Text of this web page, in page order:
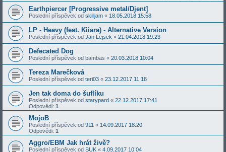
Earthpiercer [Progressive metal/Djent]
Poslední příspěvek od skilljam « 18.05.2018 15:58
LP - Heavy (feat. Kiiara) - Alternative Version
Poslední příspěvek od Jan Lejsek « 21.04.2018 19:23
Defecated Dog
Poslední příspěvek od bambas « 20.03.2018 10:04
Tereza Marečková
Poslední příspěvek od teri03 « 23.12.2017 11:18
Jen tak doma do šuflíku
Poslední příspěvek od starypard « 22.12.2017 17:41
Odpovědi: 1
MojoB
Poslední příspěvek od 911 « 14.09.2017 18:20
Odpovědi: 1
Aggro/EBM Jak hrát živě?
Poslední příspěvek od SUK « 4.09.2017 10:04